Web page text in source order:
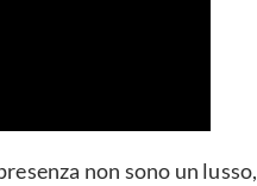
non sono un lusso,